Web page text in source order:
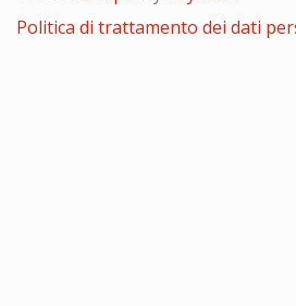
Politica di trattamento dei dati